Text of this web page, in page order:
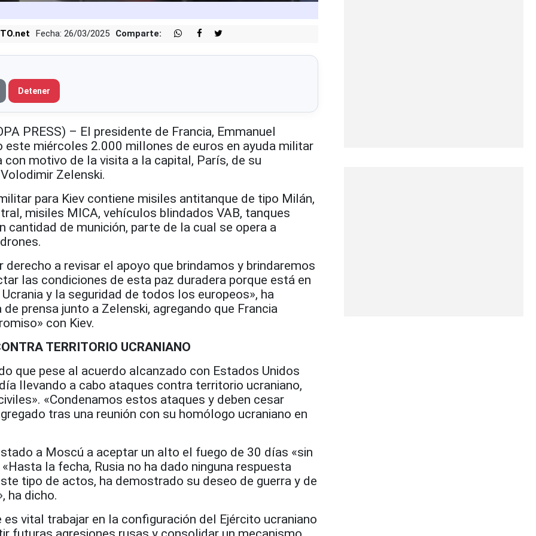
Fecha: 26/03/2025 Comparte:
Detener
PRESS) – El presidente de Francia, Emmanuel
este miércoles 2.000 millones de euros en ayuda militar
con motivo de la visita a la capital, París, de su
Zelenski.
para Kiev contiene misiles antitanque de tipo Milán,
misiles MICA, vehículos blindados VAB, tanques
cantidad de munición, parte de la cual se opera a
derecho a revisar el apoyo que brindamos y brindaremos
las condiciones de esta paz duradera porque está en
y la seguridad de todos los europeos», ha
prensa junto a Zelenski, agregando que Francia
con Kiev.
TERRITORIO UCRANIANO
que pese al acuerdo alcanzado con Estados Unidos
llevando a cabo ataques contra territorio ucraniano,
«Condenamos estos ataques y deben cesar
tras una reunión con su homólogo ucraniano en
a Moscú a aceptar un alto el fuego de 30 días «sin
la fecha, Rusia no ha dado ninguna respuesta
tipo de actos, ha demostrado su deseo de guerra y de
ha dicho.
vital trabajar en la configuración del Ejército ucraniano